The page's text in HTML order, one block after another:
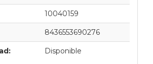
10040159
8436553690276
Disponible